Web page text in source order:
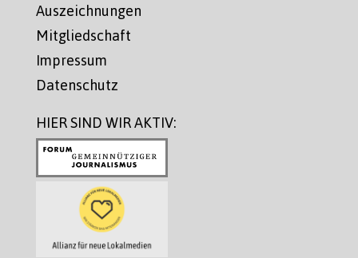
Auszeichnungen
Mitgliedschaft
Impressum
Datenschutz
HIER SIND WIR AKTIV: